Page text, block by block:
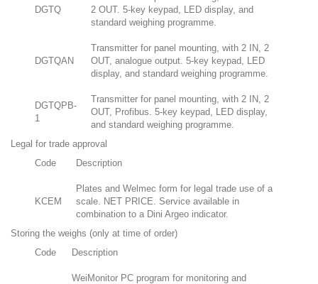
DGTQ
2 OUT. 5-key keypad, LED display, and
standard weighing programme.
DGTQAN
Transmitter for panel mounting, with 2 IN, 2
OUT, analogue output. 5-key keypad, LED
display, and standard weighing programme.
DGTQPB-
1
Transmitter for panel mounting, with 2 IN, 2
OUT, Profibus. 5-key keypad, LED display,
and standard weighing programme.
Legal for trade approval
Code
Description
KCEM
Plates and Welmec form for legal trade use of a
scale. NET PRICE. Service available in
combination to a Dini Argeo indicator.
Storing the weighs (only at time of order)
Code
Description
WeiMonitor PC program for monitoring and